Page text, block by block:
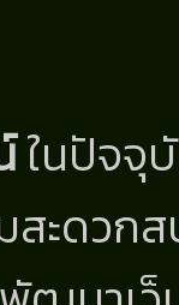
ในปัจจุ
สะดว